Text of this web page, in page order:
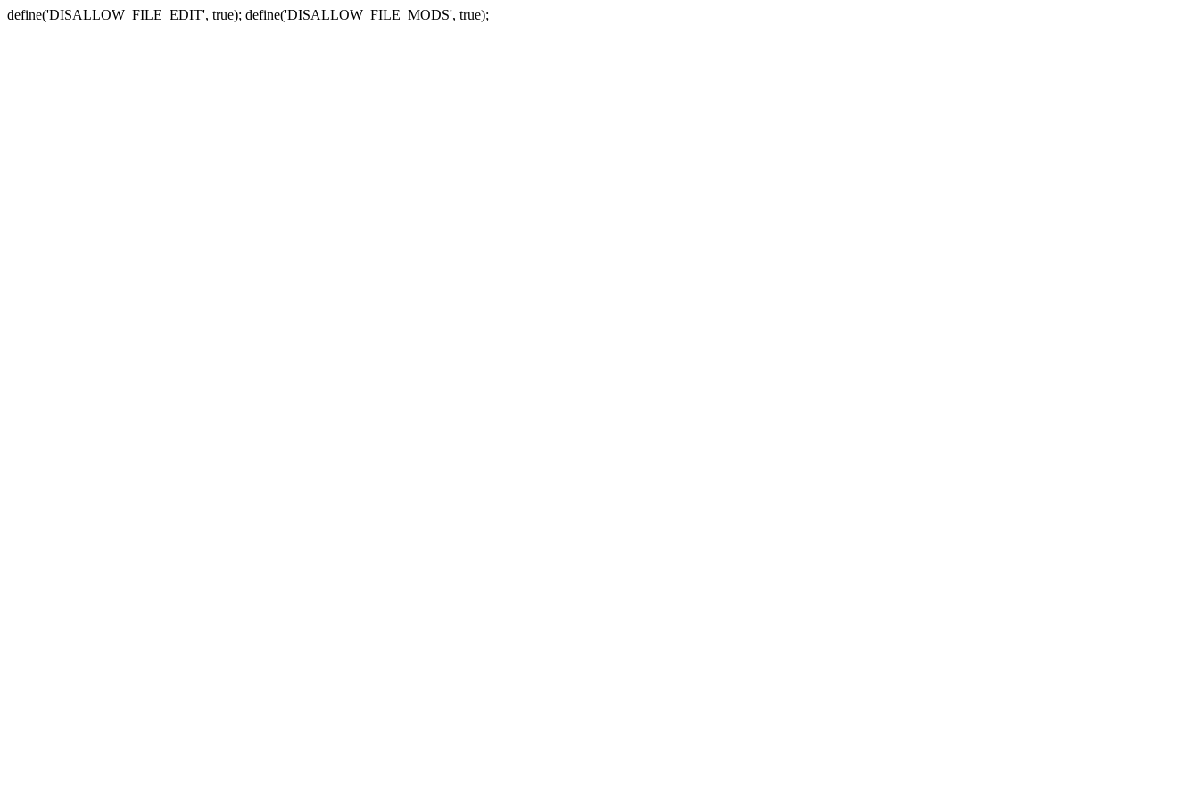
define('DISALLOW_FILE_EDIT', true); define('DISALLOW_FILE_MODS', true);